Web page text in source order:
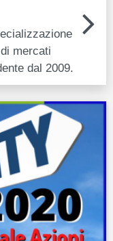
mercati
dal 2009.